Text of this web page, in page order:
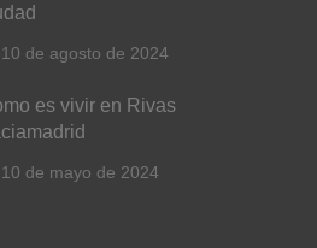
10 de agosto de 2024
es vivir en Rivas
10 de mayo de 2024